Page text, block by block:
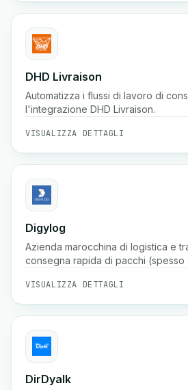
DHD Livraison
Automatizza i flussi di lavoro di
l'integrazione DHD Livraison.
VISUALIZZA DETTAGLI
Digylog
Azienda marocchina di logistica e
consegna rapida di pacchi (spesso
copertura in centinaia di città in
VISUALIZZA DETTAGLI
DirDyalk